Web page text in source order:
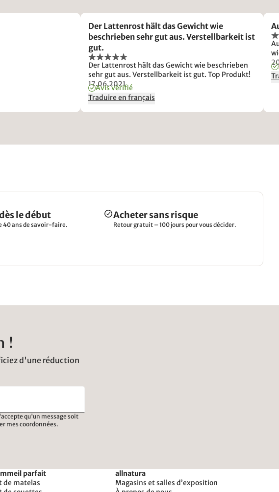
Der Lattenrost hält das Gewicht wie
beschrieben sehr gut aus. Verstellbarkeit ist
gut.
Der Lattenrost hält das Gewicht wie beschrieben
sehr gut aus. Verstellbarkeit ist gut. Top Produkt!
17.06.2021
Avis vérifié
Traduire en français
le début
40 ans de savoir-faire.
Acheter sans risque
Retour gratuit – 100 jours pour vous décider.
!
d'une réduction
qu'un message soit
mes coordonnées.
parfait
de matelas
allnatura
Magasins et salles d’exposition